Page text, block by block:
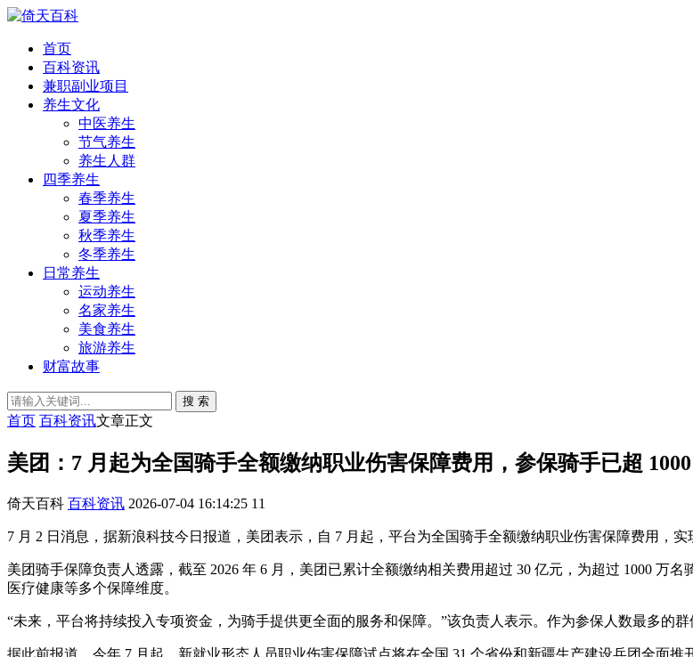
首页
百科资讯
兼职副业项目
养生文化
中医养生
节气养生
养生人群
四季养生
春季养生
夏季养生
秋季养生
冬季养生
日常养生
运动养生
名家养生
美食养生
旅游养生
财富故事
搜 索
首页 百科资讯文章正文
美团：7 月起为全国骑手全额缴纳职业伤害保障费用，参保骑手已超
倚天百科 百科资讯 2026-07-04 16:14:25 11
7 月 2 日消息，据新浪科技今日报道，美团表示，自 7 月起，平台为全国骑手全额缴纳职业伤害保障费用，实
美团骑手保障负责人透露，截至 2026 年 6 月，美团已累计全额缴纳相关费用超过 30 亿元，为超过 1000 万
医疗健康等多个保障维度。
“未来，平台将持续投入专项资金，为骑手提供更全面的服务和保障。”该负责人表示。作为参保人数最多的
据此前报道，今年 7 月起，新就业形态人员职业伤害保障试点将在全国 31 个省份和新疆生产建设兵团全面推